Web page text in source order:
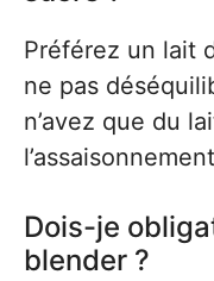
Préférez un lait
ne pas
n’avez que du
Dois-je
blender ?